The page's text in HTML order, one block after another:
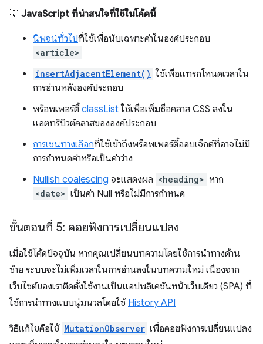
💡 JavaScript ที่น่าสนใจที่ใช้ในโค้ดนี้
นิพจน์ทั่วไปที่ใช้เพื่อนับเฉพาะคำในองค์ประกอบ
<article>
insertAdjacentElement() ใช้เพื่อแทรกโหนดเวลาใน
การอ่านหลังองค์ประกอบ
พร็อพเพอร์ตี้classList ใช้เพื่อเพิ่มชื่อคลาส CSS ลงใน
แอตทริบิวต์คลาสขององค์ประกอบ
การเชนทางเลือกที่ใช้เข้าถึงพร็อพเพอร์ตี้ออบเจ็กต์ที่อาจไม่มี
การกำหนดค่าหรือเป็นค่าว่าง
Nullish coalescing จะแสดงผล <heading> หาก
<date> เป็นค่า Null หรือไม่มีการกำหนด
ขั้นตอนที่ 5: คอยฟังการเปลี่ยนแปลง
เมื่อใช้โค้ดปัจจุบัน หากคุณเปลี่ยนบทความโดยใช้การนําทางด้าน
ซ้าย ระบบจะไม่เพิ่มเวลาในการอ่านลงในบทความใหม่ เนื่องจาก
เว็บไซต์ของเราติดตั้งใช้งานเป็นแอปพลิเคชันหน้าเว็บเดียว (SPA) ที่
ใช้การนําทางแบบนุ่มนวลโดยใช้ History API
วิธีแก้ไขคือใช้ MutationObserver เพื่อคอยฟังการเปลี่ยนแปลง